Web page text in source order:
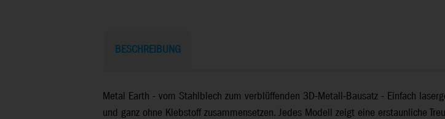
BESCHREIBUNG
Metal Earth - vom Stahlblech zum verblüffenden 3D-Metall-Bausatz - Einfach
und ganz ohne Klebstoff zusammensetzen. Jedes Modell zeigt eine erstaunliche